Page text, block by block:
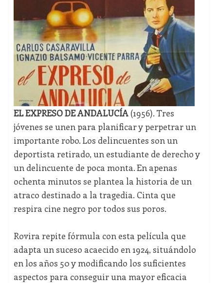
EL EXPRESO DE ANDALUCÍA(1956). Tres
jóvenes se unen para planificar y perpetrar un
importante robo. Los delincuentes son un
deportista retirado, un estudiante de derecho y
un delincuente de poca monta. En apenas
ochenta minutos se plantea la historia de un
atraco destinado a la tragedia. Cinta que
respira cine negro por todos sus poros.
Rovira repite fórmula con esta película que
adapta un suceso acaecido en 1924, situándolo
en los años 50 y modificando los suficientes
aspectos para conseguir una mayor eficacia